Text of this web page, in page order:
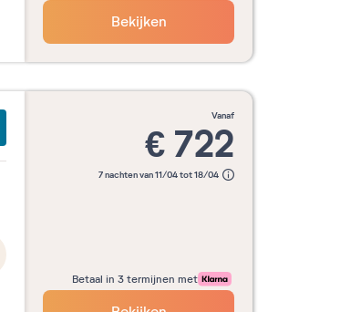
Bekijken
vanaf
€ 722
7 nachten van 11/04 tot 18/04
Betaal in 3 termijnen met